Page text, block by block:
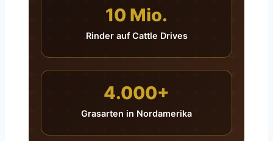
10 Mio.
Rinder auf Cattle Drives
4.000+
Grasarten in Nordamerika